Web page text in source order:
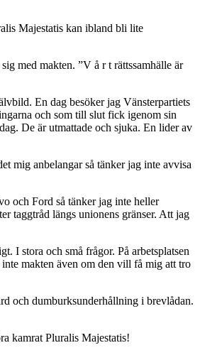
Majestatis kan ibland bli lite
med makten. ”V å r t rättssamhälle är
En dag besöker jag Vänsterpartiets
och som till slut fick igenom sin
De är utmattade och sjuka. En lider av
mig anbelangar så tänker jag inte avvisa
och Ford så tänker jag inte heller
taggtråd längs unionens gränser. Att jag
I stora och små frågor. På arbetsplatsen
makten även om den vill få mig att tro
och dumburksunderhållning i brevlådan.
kamrat Pluralis Majestatis!